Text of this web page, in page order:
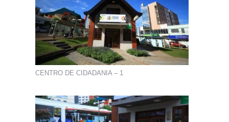
CENTRO DE CIDADANIA – 1